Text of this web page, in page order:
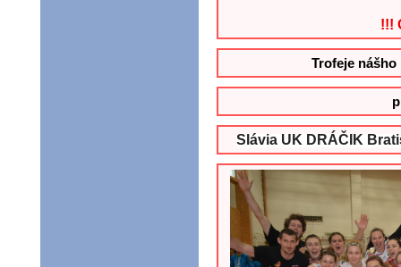
!!!
Trofeje nášho
Slávia UK DRÁČIK